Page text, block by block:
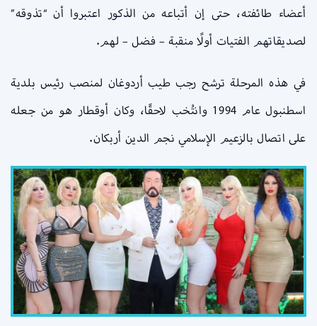
أعضاء طائفته، حتى إن أتباعه من الذكور اعتبروا أن “تذوقه”
لصديقاتهم الفتيات أولًا منقبة – فضل – لهم.
في هذه المرحلة ترشح رجب طيب أردوغان لمنصب رئيس بلدية
اسطنبول عام 1994 وانتُخب لاحقًا، وكان أوقطار هو من جعله
على اتصال بالزعيم الإسلامي نجم الدين أربكان.